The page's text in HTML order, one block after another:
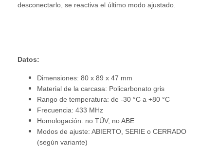
desconectarlo, se reactiva el último modo ajustado.
Datos:
Dimensiones: 80 x 89 x 47 mm
Material de la carcasa: Policarbonato gris
Rango de temperatura: de -30 °C a +80 °C
Frecuencia: 433 MHz
Homologación: no TÜV, no ABE
Modos de ajuste: ABIERTO, SERIE o CERRADO
(según variante)